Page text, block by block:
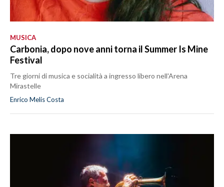
MUSICA
Carbonia, dopo nove anni torna il Summer Is Mine
Festival
Tre giorni di musica e socialità a ingresso libero nell'Arena
Mirastelle
Enrico Melis Costa